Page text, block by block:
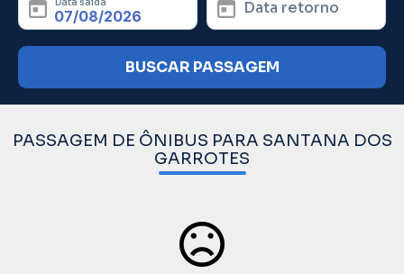
Data retorno
BUSCAR PASSAGEM
PASSAGEM DE ÔNIBUS PARA SANTANA DOS
GARROTES